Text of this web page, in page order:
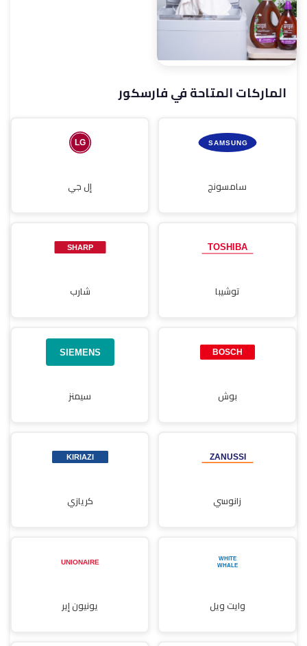
صيانة مجففات
الماركات المتاحة في فارسكور
سامسونج إل جي
توشيبا شارب
بوش سيمنز
زانوسي كريازي
وايت ويل يونيون إير